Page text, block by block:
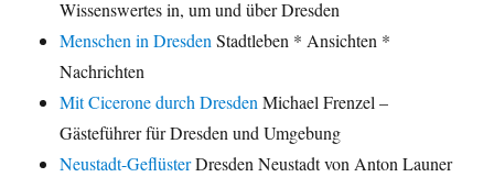
Wissenswertes in, um und über Dresden
Menschen in Dresden Stadtleben * Ansichten *
Nachrichten
Mit Cicerone durch Dresden Michael Frenzel –
Gästeführer für Dresden und Umgebung
Neustadt-GeflüsterDresden Neustadt von Anton Launer